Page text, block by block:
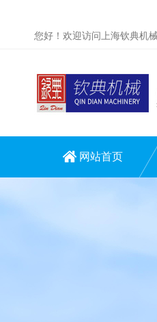
您好！欢迎访问上海钦典机
网站首页